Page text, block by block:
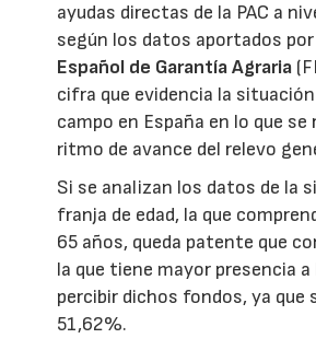
ayudas directas de la PAC a
según los datos aportados por
Español de Garantía Agraria
cifra que evidencia la
campo en España en lo que se
ritmo de avance del relevo
Si se analizan los datos de la
franja de edad, la que
65 años, queda patente que
la que tiene mayor presencia a
percibir dichos fondos, ya que
51,62%.